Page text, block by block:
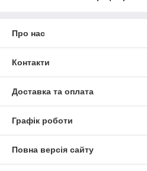
Про нас
Контакти
Доставка та оплата
Графік роботи
Повна версія сайту